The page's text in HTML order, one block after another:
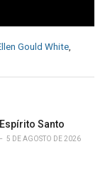
Gould White,
Santo
5 DE AGOSTO DE 2026